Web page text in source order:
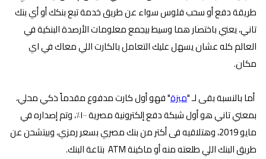
طريقة دفع أو سحب فلوس سواء عن طريق خدمة تبع بنكك أو أي بنك
تاني، يعني باختصار هما وسيط بيجمع معلومات الأرصدة البنكية في
العالم كله عشان يسهل عليك التعامل بالكارت اللي معاك في اي
مكان.
أما بالنسبة بقى لـ "ميزة" فهو أول كارت مدفوع مقدماً ذكي محلي،
بمعني تاني هو أول شبكة دفع إلكترونية مصرية ١٠٠٪، وتم إصداره في
مايو 2019، وهتلاقيه فى أكتر من بنك مصري بسعر رمزي، وبيتشحن عن
طريق البنك اللي طلعته منه أو ماكينة ATM بتاعة البنك.